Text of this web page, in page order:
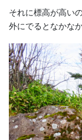
それに標高が高い
外にでるとなかな